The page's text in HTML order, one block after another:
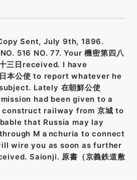
Sent, July 9th, 1896.
516 NO. 77. Your 機密第四八
三日received. I have
本公使 to report whatever he
Lately 在朝鮮公使
had been given to a
railway from 京城 to
that Russia may lay
Mａnchuria to connect
wire you as soon as further
Saionji. 原書（京義鉄道敷